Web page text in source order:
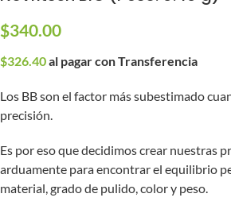
$340.00
$326.40al pagar con Transferencia
Los BB son el factor más subestimado
precisión.
Es por eso que decidimos crear nuestras
arduamente para encontrar el equilibrio
material, grado de pulido, color y peso.